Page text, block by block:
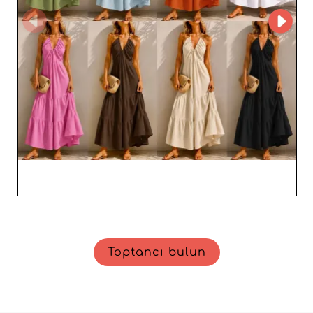
çekici ve çeşitlendirilmiş bir teklif sayesinde öne çıkma
fırsatı verin. Trendlere uyum sağlayan, pazar ihtiyaçlarını
öngören ve kadın moda perakendecileri için pratik ve
etkili çözümler sunan bir ortağa güvenin.
Toptancı bulun